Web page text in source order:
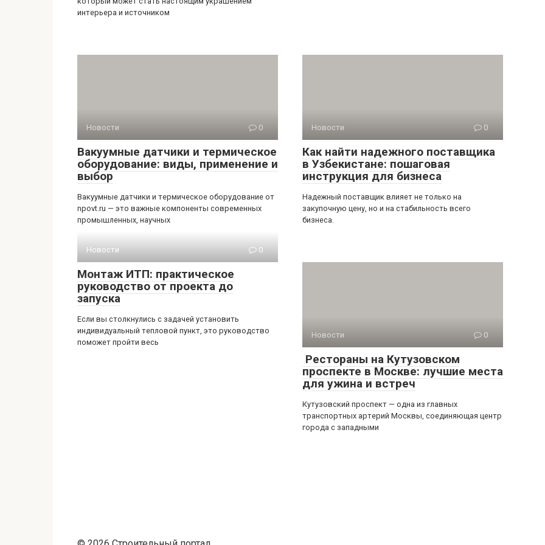
интерьера и источником
Новости 0
Вакуумные датчики и термическое
оборудование: виды, применение и
выбор
Вакуумные датчики и термическое оборудование от
npovt.ru — это важные компоненты современных
промышленных, научных
Новости 0
Как найти надежного поставщика
в Узбекистане: пошаговая
инструкция для бизнеса
Надежный поставщик влияет не только на
закупочную цену, но и на стабильность всего
бизнеса.
Новости 0
Монтаж ИТП: практическое
руководство от проекта до
запуска
Если вы столкнулись с задачей установить
индивидуальный тепловой пункт, это руководство
поможет пройти весь
Новости 0
Рестораны на Кутузовском
проспекте в Москве: лучшие места
для ужина и встреч
Кутузовский проспект — одна из главных
транспортных артерий Москвы, соединяющая центр
города с западными